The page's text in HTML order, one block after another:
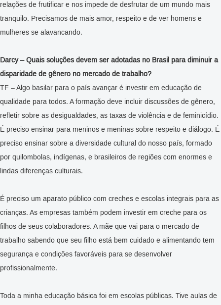
relações de frutificar e nos impede de desfrutar de um mundo mais
tranquilo. Precisamos de mais amor, respeito e de ver homens e
mulheres se alavancando.
Darcy – Quais soluções devem ser adotadas no Brasil para diminuir a
disparidade de gênero no mercado de trabalho?
TF – Algo basilar para o país avançar é investir em educação de
qualidade para todos. A formação deve incluir discussões de gênero,
refletir sobre as desigualdades, as taxas de violência e de feminicídio.
É preciso ensinar para meninos e meninas sobre respeito e diálogo. É
preciso ensinar sobre a diversidade cultural do nosso país, formado
por quilombolas, indígenas, e brasileiros de regiões com enormes e
lindas diferenças culturais.
É preciso um aparato público com creches e escolas integrais para as
crianças. As empresas também podem investir em creche para os
filhos de seus colaboradores. A mãe que vai para o mercado de
trabalho sabendo que seu filho está bem cuidado e alimentando tem
segurança e condições favoráveis para se desenvolver
profissionalmente.
Toda a minha educação básica foi em escolas públicas. Tive aulas de